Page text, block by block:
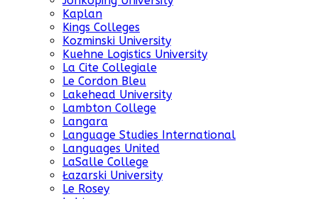
Kaplan
Kings Colleges
Kozminski University
Kuehne Logistics University
La Cite Collegiale
Le Cordon Bleu
Lakehead University
Lambton College
Langara
Language Studies International
Languages United
LaSalle College
Łazarski University
Le Rosey